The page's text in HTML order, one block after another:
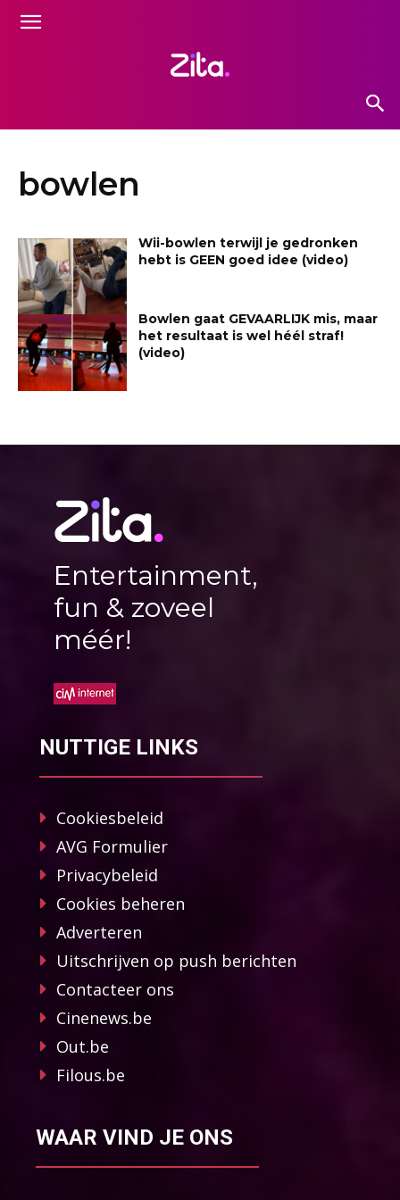
bowlen
Wii-bowlen terwijl je gedronken
hebt is GEEN goed idee (video)
Bowlen gaat GEVAARLIJK mis, maar
het resultaat is wel héél straf!
(video)
Entertainment,
fun & zoveel
méér!
NUTTIGE LINKS
Cookiesbeleid
AVG Formulier
Privacybeleid
Cookies beheren
Adverteren
Uitschrijven op push berichten
Contacteer ons
Cinenews.be
Out.be
Filous.be
WAAR VIND JE ONS